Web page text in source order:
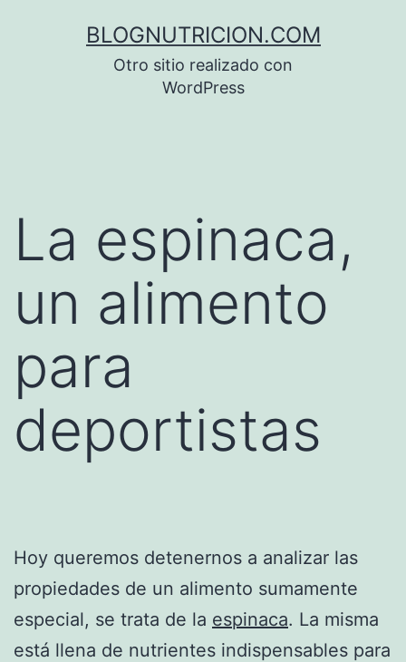
BLOGNUTRICION.COM
Otro sitio realizado con
WordPress
La espinaca,
un alimento
para
deportistas
Hoy queremos detenernos a analizar las
propiedades de un alimento sumamente
especial, se trata de la espinaca. La misma
está llena de nutrientes indispensables para